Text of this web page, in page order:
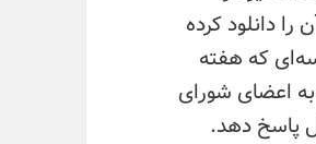
دانلود کرده
که هفته
اعضای شورای
پاسخ دهد.